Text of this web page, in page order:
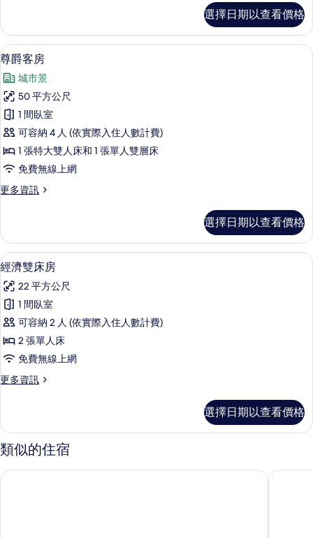
室,
城
市
景
觀
的
所
有
相
片
客
房,
1
間
臥
室,
城
市
景
觀
的
詳
選擇日期以查看價格
顯
示
尊
爵
客
房
的
有
片
20
尊爵客房
城市景
50 平方公尺
1 間臥室
可容納 4 人 (依實際入住人數計費)
1 張特大雙人床和 1 張單人雙層床
免費無線上網
更多資訊
更
客
房
的
情
選擇日期以查看價格
顯
示
經
濟
雙
床
的
有
相
片
經濟雙床房 | 迷你吧、免費無線上網、
9
經濟雙床房
22 平方公尺
1 間臥室
可容納 2 人 (依實際入住人數計費)
2 張單人床
免費無線上網
更多資訊
更
雙
床
房
詳
選擇日期以查看價格
類似的住宿
曼谷 Motuga 青年旅館 T-